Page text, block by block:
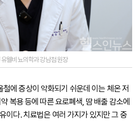
유웰비뇨의학과 강남점 원장
에 증상이 악화되기 쉬운데 이는 체온 저
복용 등에 따른 요로폐색, 땀 배출 감소에
이다. 치료법은 여러 가지가 있지만 그 중